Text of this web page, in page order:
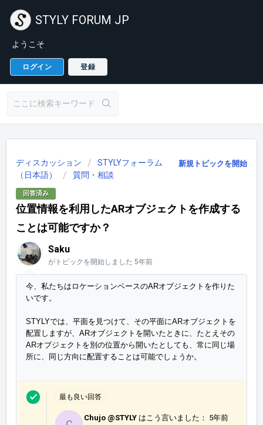
STYLY FORUM JP
ようこそ
ログイン 登録
新規トピックを開始
ディスカッション
STYLYフォーラム
（日本語）
質問・相談
回答済み
位置情報を利用したARオブジェクトを作成する
ことは可能ですか？
Saku
がトピックを開始しました 5年前
今、私たちはロケーションベースのARオブジェクトを作りた
いです。
STYLYでは、平面を見つけて、その平面にARオブジェクトを
配置しますが、ARオブジェクトを開いたときに、たとえその
ARオブジェクトを別の位置から開いたとしても、常に同じ場
最も良い回答
Chujo @STYLY はこう言いました： 5年前